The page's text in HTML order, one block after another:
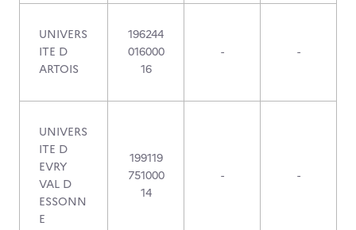
UNIVERS
ITE D
ARTOIS
196244
016000
16
- -
UNIVERS
ITE D
EVRY
VAL D
ESSONN
E
199119
751000
14
- -